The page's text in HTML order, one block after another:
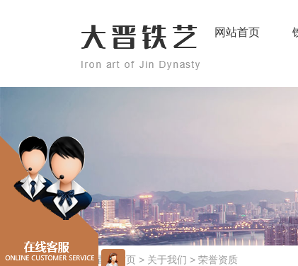
网站首页
当前位置：首页 > 关于我们 > 荣誉资质